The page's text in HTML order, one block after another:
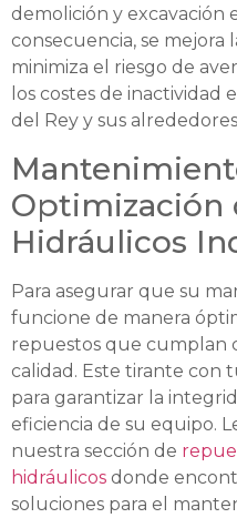
demolición y excavación
consecuencia, se mejora
minimiza el riesgo de
los costes de inactividad
del Rey y sus
Optimización
Hidráulicos
Para asegurar que su
funcione de manera
repuestos que cumplan
calidad. Este tirante con
para garantizar la
eficiencia de su equipo.
nuestra sección de
hidráulicos donde
soluciones para el